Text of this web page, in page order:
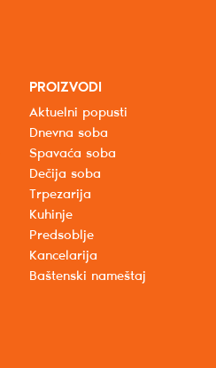
PROIZVODI
Aktuelni popusti
Dnevna soba
Spavaća soba
Dečija soba
Trpezarija
Kuhinje
Predsoblje
Kancelarija
Baštenski nameštaj